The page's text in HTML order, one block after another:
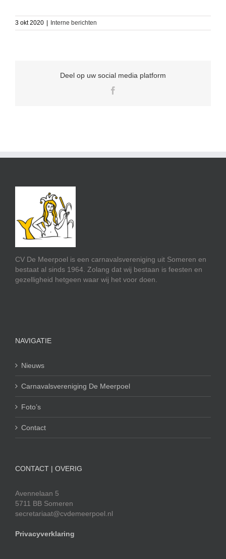
3 okt 2020 Interne berichten
Deel op uw social media platform
CV De Meerpoel is een carnavalsvereniging uit Someren en
bestaat al sinds 1964. Zolang dat wij bestaan is feesten en
gezelligheid hetgeen waar wij het voor doen.
NAVIGATIE
Nieuws
Carnavalsvereniging De Meerpoel
Foto’s
Contact
CONTACT | OVERIG
Avennelaan 5
5711 BB Someren
secretariaat@cvdemeerpoel.nl
Privacyverklaring